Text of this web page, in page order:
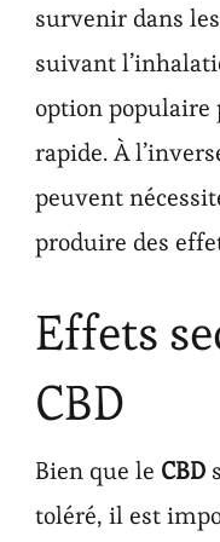
survenir dans
suivant
option populaire
rapide. À
peuvent
produire des
Effets
CBD
Bien que le CBD
toléré, il est